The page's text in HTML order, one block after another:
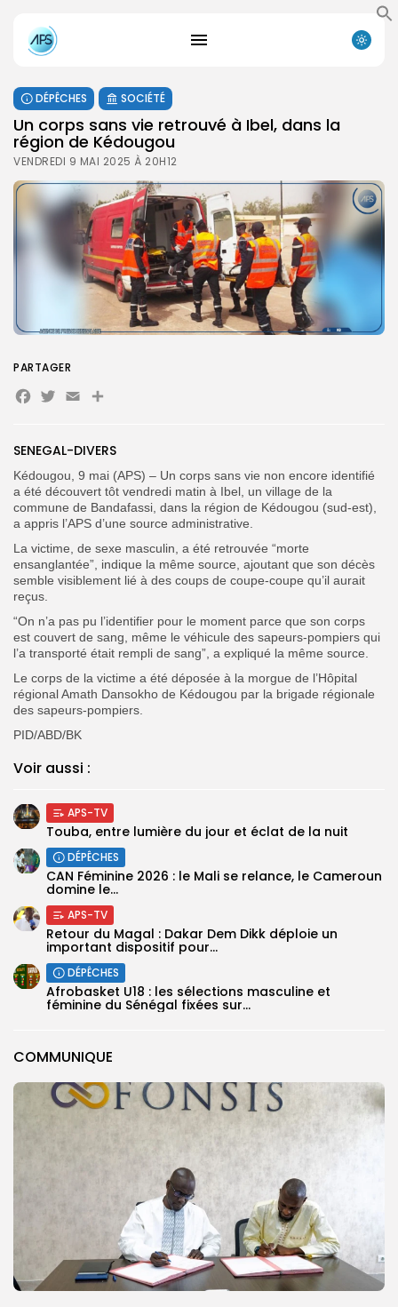
FR
DÉPÊCHES SOCIÉTÉ
Un corps sans vie retrouvé à Ibel, dans la
région de Kédougou
VENDREDI 9 MAI 2025 À 20H12
COMMUNIQUE
SENEGAL-DIVERS
Kédougou, 9 mai (APS) – Un corps sans vie non encore identifié
a été découvert tôt vendredi matin à Ibel, un village de la
commune de Bandafassi, dans la région de Kédougou (sud-est),
a appris l’APS d’une source administrative.
La victime, de sexe masculin, a été retrouvée “morte
ensanglantée”, indique la même source, ajoutant que son décès
semble visiblement lié à des coups de coupe-coupe qu’il aurait
reçus.
“On n’a pas pu l’identifier pour le moment parce que son corps
est couvert de sang, même le véhicule des sapeurs-pompiers qui
l’a transporté était rempli de sang”, a expliqué la même source.
Le corps de la victime a été déposée à la morgue de l’Hôpital
régional Amath Dansokho de Kédougou par la brigade régionale
des sapeurs-pompiers.
PID/ABD/BK
Voir aussi :
APS-TV
Touba, entre lumière du jour et éclat de la nuit
DÉPÊCHES
‎CAN Féminine 2026 : le Mali se relance, le Cameroun
domine le...
APS-TV
Retour du Magal : Dakar Dem Dikk déploie un
important dispositif pour...
DÉPÊCHES
‎Afrobasket U18 : les sélections masculine et
féminine du Sénégal fixées sur...
PARTAGER
Facebook
Twitter
Email